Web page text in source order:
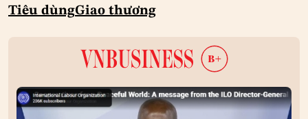
Tiêu dùngGiao thương